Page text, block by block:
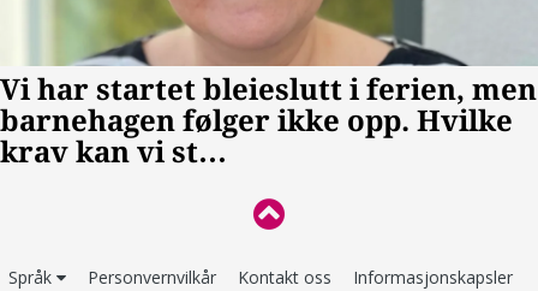
Språk Personvernvilkår Kontakt oss Informasjonskapsler